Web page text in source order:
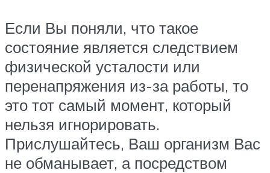
Если Вы поняли, что такое
состояние является следствием
физической усталости или
перенапряжения из-за работы, то
это тот самый момент, который
нельзя игнорировать.
Прислушайтесь, Ваш организм Вас
не обманывает, а посредством